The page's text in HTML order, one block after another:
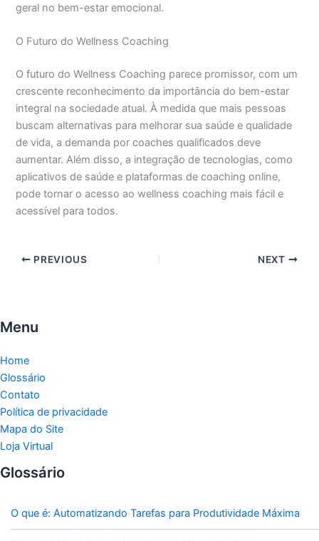
geral no bem-estar emocional.
O Futuro do Wellness Coaching
O futuro do Wellness Coaching parece promissor, com um
crescente reconhecimento da importância do bem-estar
integral na sociedade atual. À medida que mais pessoas
buscam alternativas para melhorar sua saúde e qualidade
de vida, a demanda por coaches qualificados deve
aumentar. Além disso, a integração de tecnologias, como
aplicativos de saúde e plataformas de coaching online,
pode tornar o acesso ao wellness coaching mais fácil e
acessível para todos.
PREVIOUS NEXT
Menu
Home
Glossário
Contato
Política de privacidade
Mapa do Site
Loja Virtual
Glossário
O que é: Automatizando Tarefas para Produtividade Máxima